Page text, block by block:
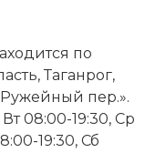
по
Таганрог,
пер.».
08:00-19:30, Ср
19:30, Сб